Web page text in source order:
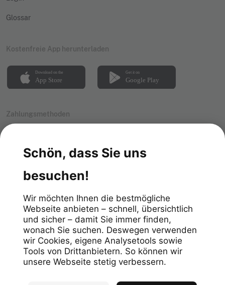
Glossar
Kostenfreie App herunterladen
Zahlungsmethoden
Impressum
Datenschutz
Allgemeine Geschäftsbedingungen
Meldekanal